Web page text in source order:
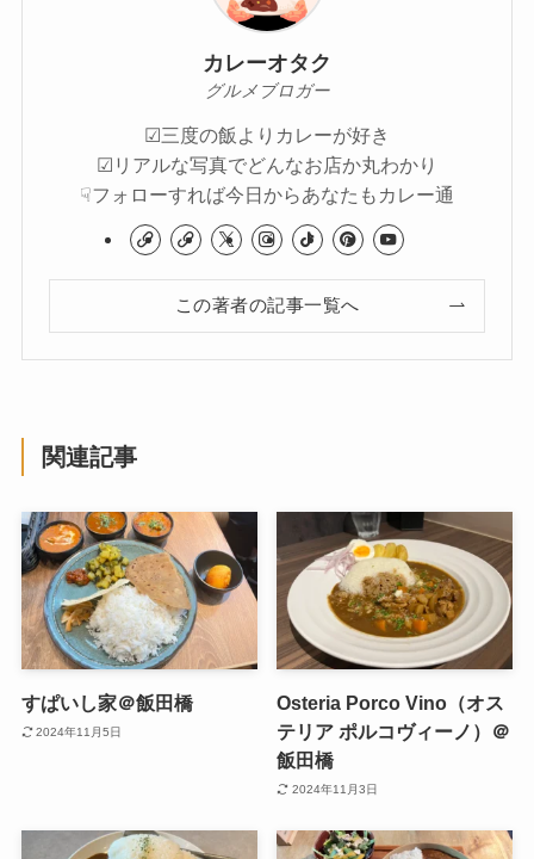
カレーオタク
グルメブロガー
☑︎三度の飯よりカレーが好き
☑︎リアルな写真でどんなお店か丸わかり
☟フォローすれば今日からあなたもカレー通
この著者の記事一覧へ
関連記事
すぱいし家＠飯田橋
2024年11月5日
Osteria Porco Vino（オス
テリア ポルコヴィーノ）＠
飯田橋
2024年11月3日